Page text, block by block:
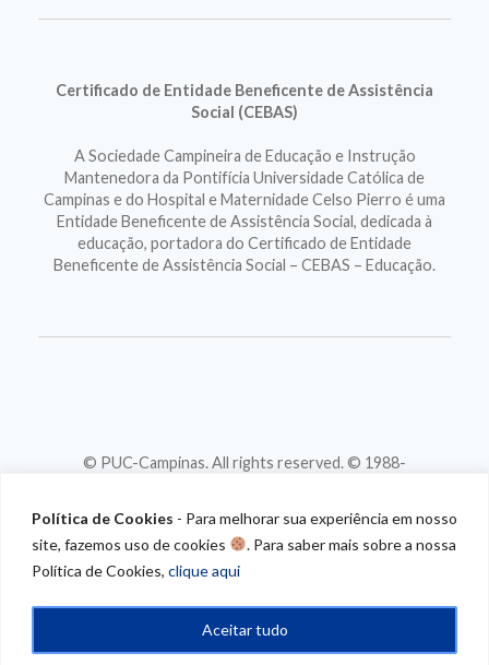
Política de Cookies - Para melhorar sua experiência em nosso
site, fazemos uso de cookies
. Para saber mais sobre a nossa
Política de Cookies, clique aqui
Aceitar tudo
Certificado de Entidade Beneficente de Assistência
Social (CEBAS)
A Sociedade Campineira de Educação e Instrução
Mantenedora da Pontifícia Universidade Católica de
Campinas e do Hospital e Maternidade Celso Pierro é uma
Entidade Beneficente de Assistência Social, dedicada à
educação, portadora do Certificado de Entidade
Beneficente de Assistência Social – CEBAS – Educação.
© PUC-Campinas. All rights reserved. © 1988-